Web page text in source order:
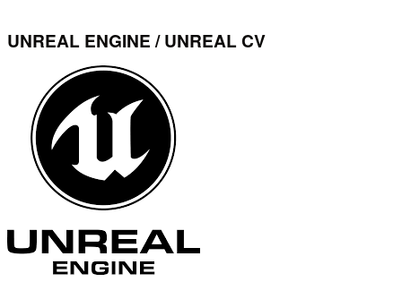
UNREAL ENGINE / UNREAL CV